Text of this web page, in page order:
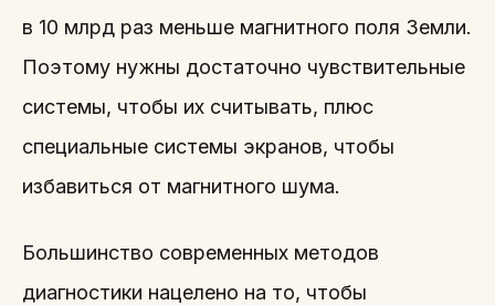
в 10 млрд раз меньше магнитного поля Земли.
Поэтому нужны достаточно чувствительные
системы, чтобы их считывать, плюс
специальные системы экранов, чтобы
избавиться от магнитного шума.
Большинство современных методов
диагностики нацелено на то, чтобы